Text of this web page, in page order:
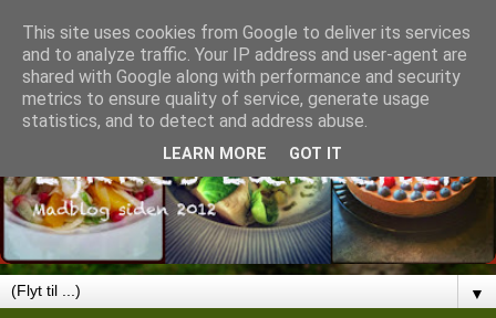
▼
This site uses cookies from Google to deliver its services
and to analyze traffic. Your IP address and user-agent are
shared with Google along with performance and security
metrics to ensure quality of service, generate usage
statistics, and to detect and address abuse.
LEARN MORE GOT IT